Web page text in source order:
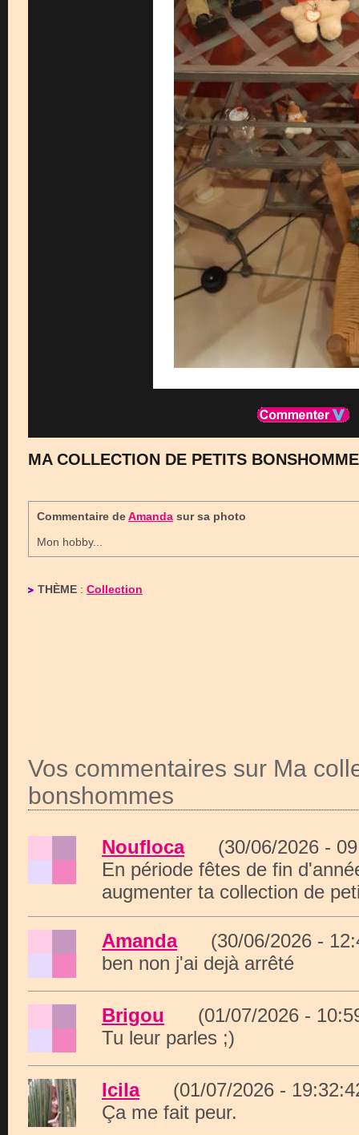
MA COLLECTION DE PETITS
Commentaire deAmanda sur sa photo
Mon hobby...
THÈME : Collection
Vos commentaires sur Ma
bonshommes
Noufloca(30/06/2026 -
En période fêtes de fin
augmenter ta collection de
Amanda(30/06/2026 -
ben non j'ai dejà arrêté
Brigou (01/07/2026 -
Tu leur parles ;)
Icila(01/07/2026 -
Ça me fait peur.